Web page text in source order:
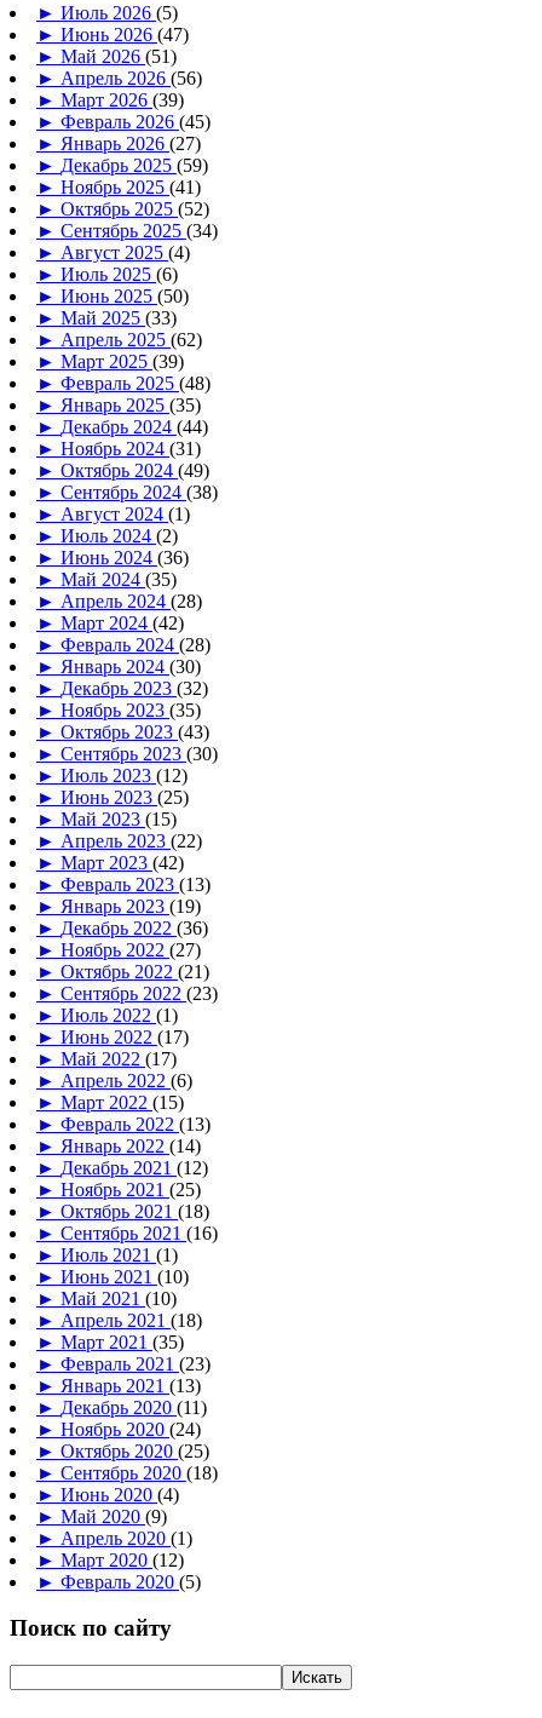
► Июль 2026 (5)
► Июнь 2026 (47)
► Май 2026 (51)
► Апрель 2026 (56)
► Март 2026 (39)
► Февраль 2026 (45)
► Январь 2026 (27)
► Декабрь 2025 (59)
► Ноябрь 2025 (41)
► Октябрь 2025 (52)
► Сентябрь 2025 (34)
► Август 2025 (4)
► Июль 2025 (6)
► Июнь 2025 (50)
► Май 2025 (33)
► Апрель 2025 (62)
► Март 2025 (39)
► Февраль 2025 (48)
► Январь 2025 (35)
► Декабрь 2024 (44)
► Ноябрь 2024 (31)
► Октябрь 2024 (49)
► Сентябрь 2024 (38)
► Август 2024 (1)
► Июль 2024 (2)
► Июнь 2024 (36)
► Май 2024 (35)
► Апрель 2024 (28)
► Март 2024 (42)
► Февраль 2024 (28)
► Январь 2024 (30)
► Декабрь 2023 (32)
► Ноябрь 2023 (35)
► Октябрь 2023 (43)
► Сентябрь 2023 (30)
► Июль 2023 (12)
► Июнь 2023 (25)
► Май 2023 (15)
► Апрель 2023 (22)
► Март 2023 (42)
► Февраль 2023 (13)
► Январь 2023 (19)
► Декабрь 2022 (36)
► Ноябрь 2022 (27)
► Октябрь 2022 (21)
► Сентябрь 2022 (23)
► Июль 2022 (1)
► Июнь 2022 (17)
► Май 2022 (17)
► Апрель 2022 (6)
► Март 2022 (15)
► Февраль 2022 (13)
► Январь 2022 (14)
► Декабрь 2021 (12)
► Ноябрь 2021 (25)
► Октябрь 2021 (18)
► Сентябрь 2021 (16)
► Июль 2021 (1)
► Июнь 2021 (10)
► Май 2021 (10)
► Апрель 2021 (18)
► Март 2021 (35)
► Февраль 2021 (23)
► Январь 2021 (13)
► Декабрь 2020 (11)
► Ноябрь 2020 (24)
► Октябрь 2020 (25)
► Сентябрь 2020 (18)
► Июнь 2020 (4)
► Май 2020 (9)
► Апрель 2020 (1)
► Март 2020 (12)
► Февраль 2020 (5)
Поиск по сайту